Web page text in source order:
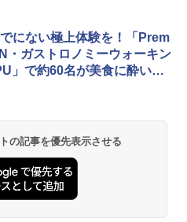
方 スター・ウォーズ
～2027 地球の歩き方D アジア
ズコレクション 山善] ポップアッ
みたいに広げて畳める パッとサ
ェード キューブ フルクローズ メ
設置 ワンタッチテント キャンプ
BASE 《めざましテレビで紹介》
タッチ RENEW 幅200 2-3人用 43
ラソル 大型 ビーチ アウトドアパ
デン サイトシート付 折りたたみ
ット 4段階高さ調整 軽量 収納袋付
ステンレス保冷剤 2個セット 2
ーアル 急速冷凍 空間倍増 衛生的
保冷力長持ち
にない極上体験を！「Prem
・ガストロノミーウォーキン
」で約60名が美食に酔いし
の記事を優先表示させる